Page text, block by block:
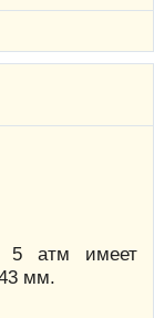
5 атм имеет
мм.